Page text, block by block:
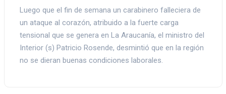
Luego que el fin de semana un carabinero falleciera de
un ataque al corazón, atribuido a la fuerte carga
tensional que se genera en La Araucanía, el ministro del
Interior (s) Patricio Rosende, desmintió que en la región
no se dieran buenas condiciones laborales.